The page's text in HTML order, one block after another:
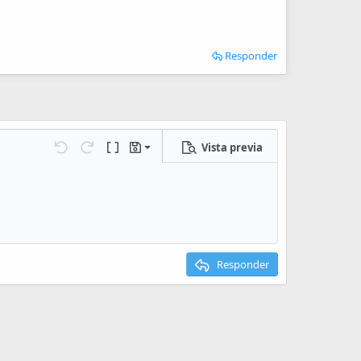
Responder
DeshacerRehacerCambiar a código BB
Borradores
Guardar borrador
Vista previa
Responder